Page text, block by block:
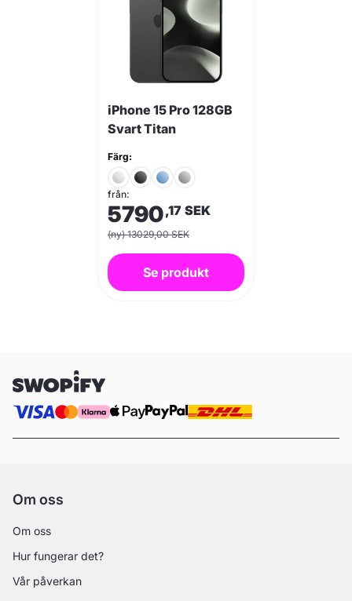
iPhone 15 Pro 128GB
Svart Titan
Färg:
från:
5790,17 SEK
(ny) 13029,00 SEK
Se produkt
Om oss
Om oss
Hur fungerar det?
Vår påverkan